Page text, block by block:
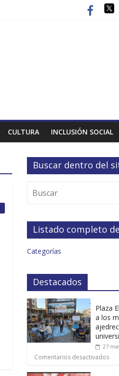
CULTURA INCLUSIÓN SOCIAL
Buscar dentro del
Listado completo
Categorías
Destacados
Plaza
a los
27
Comentarios desactivados